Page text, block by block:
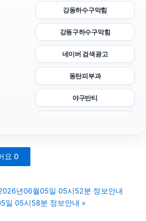
강동하수구막힘
강동구하수구막힘
네이버 검색광고
동탄피부과
야구반티
대안학교
요 0
년06월05일 05시52분 정보안내
일 05시58분 정보안내 »